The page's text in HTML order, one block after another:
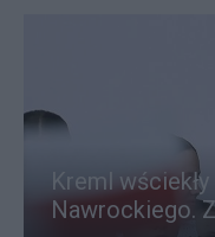
Kreml
Nawrockiego.